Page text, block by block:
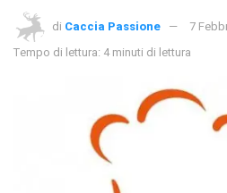
di Caccia Passione
7
Tempo di lettura: 4 minuti di lettura